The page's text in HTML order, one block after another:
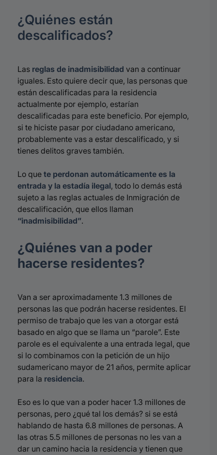
¿Quiénes están
descalificados?
Las reglas de inadmisibilidad van a continuar
iguales. Esto quiere decir que, las personas que
están descalificadas para la residencia
actualmente por ejemplo, estarían
descalificadas para este beneficio. Por ejemplo,
si te hiciste pasar por ciudadano americano,
probablemente vas a estar descalificado, y si
tienes delitos graves también.
Lo que te perdonan automáticamente es la
entrada y la estadía ilegal, todo lo demás está
sujeto a las reglas actuales de Inmigración de
descalificación, que ellos llaman
“inadmisibilidad”.
¿Quiénes van a poder
hacerse residentes?
Van a ser aproximadamente 1.3 millones de
personas las que podrán hacerse residentes. El
permiso de trabajo que les van a otorgar está
basado en algo que se llama un “parole”. Este
parole es el equivalente a una entrada legal, que
si lo combinamos con la petición de un hijo
sudamericano mayor de 21 años, permite aplicar
para la residencia.
Eso es lo que van a poder hacer 1.3 millones de
personas, pero ¿qué tal los demás? si se está
hablando de hasta 6.8 millones de personas. A
las otras 5.5 millones de personas no les van a
dar un camino hacia la residencia y tienen que